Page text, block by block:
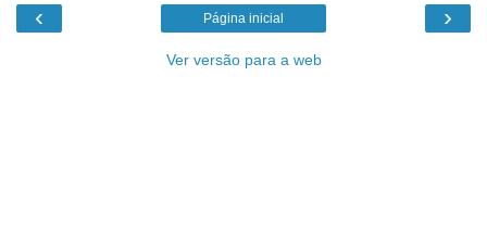
‹ ›
Página inicial
Ver versão para a web